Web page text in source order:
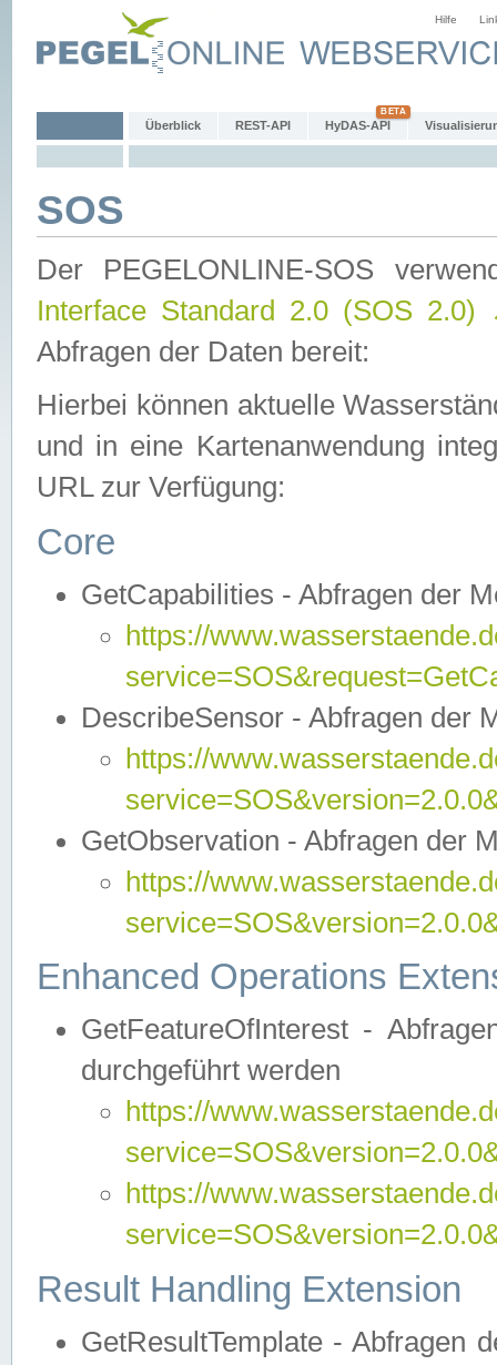
Hilfe
Überblick REST-API HyDAS-API
SOS
Der PEGELONLINE-SOS
Interface Standard 2.0 (SOS 2.0)
Abfragen der Daten bereit:
Hierbei können aktuelle
und in eine Kartenanwendung
URL zur Verfügung:
Core
GetCapabilities - Abfragen der
https://
DescribeSensor - Abfragen der
https://
GetObservation - Abfragen der
https://
Enhanced Operations
GetFeatureOfInterest -
durchgeführt werden
https://
https://
Result Handling Extension
GetResultTemplate - Abfragen